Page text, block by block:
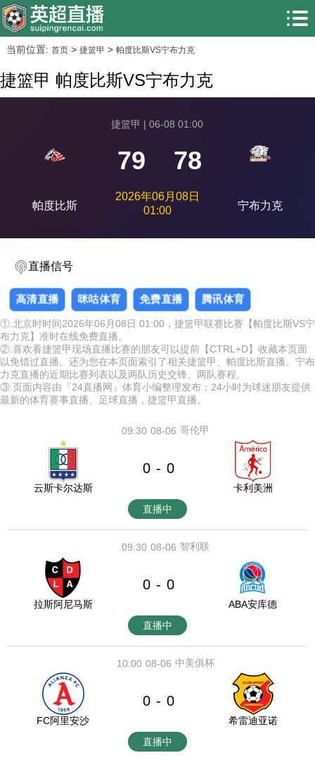
当前位置: 首页> 捷篮甲 > 帕度比斯VS宁布力克
捷篮甲 帕度比斯VS宁布力克
帕度比斯
捷篮甲 | 06-08 01:00
79 78
2026年06月08日
01:00
宁布力克
直播信号
高清直播 咪咕体育 免费直播 腾讯体育
①.北京时时间2026年06月08日 01:00，捷篮甲联赛比赛【帕度比斯VS宁
布力克】准时在线免费直播。
②.喜欢看捷篮甲现场直播比赛的朋友可以提前【CTRL+D】收藏本页面
以免错过直播。还为您在本页面索引了相关捷篮甲、帕度比斯直播、宁布
力克直播的近期比赛列表以及两队历史交锋、两队赛程。
③.页面内容由『24直播网』体育小编整理发布；24小时为球迷朋友提供
最新的体育赛事直播、足球直播，捷篮甲直播。
08-06
09:30 哥伦甲
云斯卡尔达斯
0 - 0
卡利美洲
直播中
08-06
09:30 智利联
拉斯阿尼马斯
0 - 0
ABA安库德
直播中
08-06
10:00 中美俱杯
FC阿里安沙
0 - 0
希雷迪亚诺
直播中